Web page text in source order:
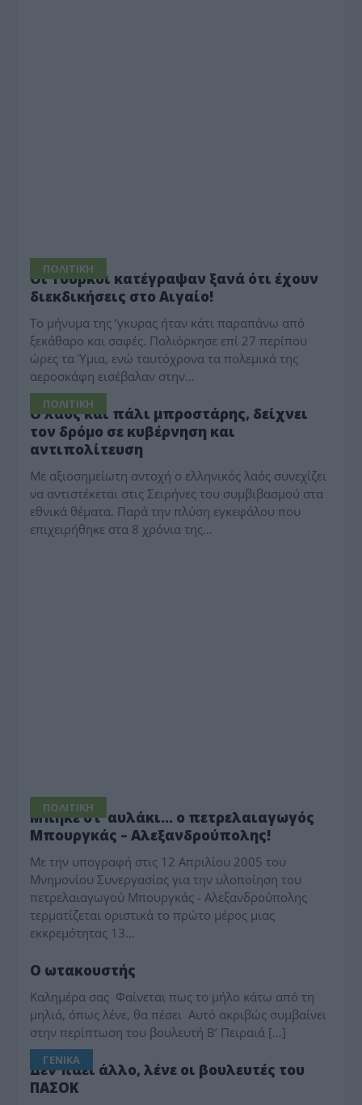
ΠΟΛΙΤΙΚΗ
Οι Τούρκοι κατέγραψαν ξανά ότι έχουν
διεκδικήσεις στο Αιγαίο!
Το μήνυμα της ʼγκυρας ήταν κάτι παραπάνω από
ξεκάθαρο και σαφές. Πολιόρκησε επί 27 περίπου
ώρες τα Ύμια, ενώ ταυτόχρονα τα πολεμικά της
αεροσκάφη εισέβαλαν στην…
ΠΟΛΙΤΙΚΗ
Ο λαός και πάλι μπροστάρης, δείχνει
τον δρόμο σε κυβέρνηση και
αντιπολίτευση
Με αξιοσημείωτη αντοχή ο ελληνικός λαός συνεχίζει
να αντιστέκεται στις Σειρήνες του συμβιβασμού στα
εθνικά θέματα. Παρά την πλύση εγκεφάλου που
επιχειρήθηκε στα 8 χρόνια της…
ΠΟΛΙΤΙΚΗ
Μπήκε στ’ αυλάκι… ο πετρελαιαγωγός
Μπουργκάς – Αλεξανδρούπολης!
Με την υπογραφή στις 12 Απριλίου 2005 του
Μνημονίου Συνεργασίας για την υλοποίηση του
πετρελαιαγωγού Μπουργκάς - Αλεξανδρούπολης
τερματίζεται οριστικά το πρώτο μέρος μιας
εκκρεμότητας 13…
Ο ωτακουστής
Καλημέρα σας  Φαίνεται πως το μήλο κάτω από τη
μηλιά, όπως λένε, θα πέσει  Αυτό ακριβώς συμβαίνει
στην περίπτωση του βουλευτή Β’ Πειραιά […]
ΓΕΝΙΚΑ
Δεν πάει άλλο, λένε οι βουλευτές του
ΠΑΣΟΚ